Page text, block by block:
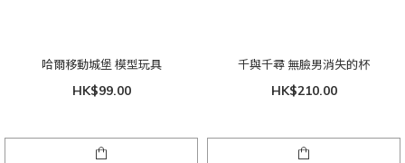
哈爾移動城堡 模型玩具
HK$99.00
千與千尋 無臉男消失的杯
HK$210.00